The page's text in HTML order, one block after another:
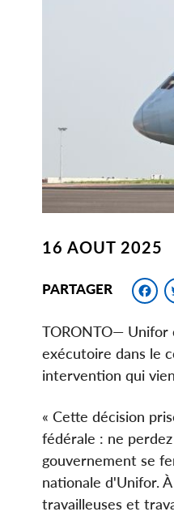
16 AOUT 2025
PARTAGER
TORONTO— Unifor
exécutoire dans le
intervention qui
« Cette décision
fédérale : ne
gouvernement se
nationale d'Unifor.
travailleuses et